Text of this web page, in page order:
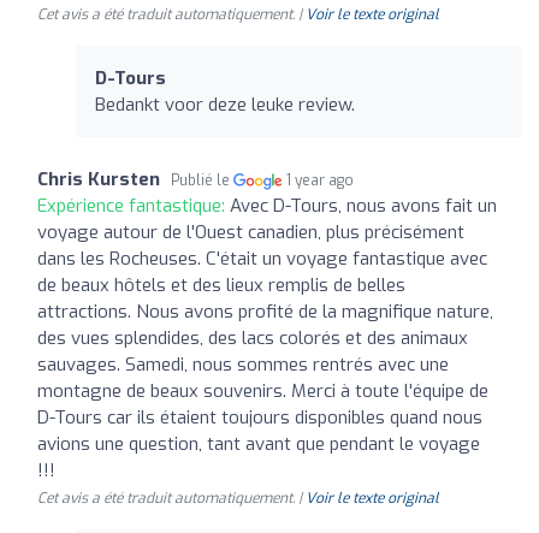
Cet avis a été traduit automatiquement. | Voir le texte original
D-Tours
Bedankt voor deze leuke review.
Chris Kursten Publié le 1 year ago
Expérience fantastique: Avec D-Tours, nous avons fait un
voyage autour de l'Ouest canadien, plus précisément
dans les Rocheuses. C'était un voyage fantastique avec
de beaux hôtels et des lieux remplis de belles
attractions. Nous avons profité de la magnifique nature,
des vues splendides, des lacs colorés et des animaux
sauvages. Samedi, nous sommes rentrés avec une
montagne de beaux souvenirs. Merci à toute l'équipe de
D-Tours car ils étaient toujours disponibles quand nous
avions une question, tant avant que pendant le voyage
!!!
Cet avis a été traduit automatiquement. | Voir le texte original